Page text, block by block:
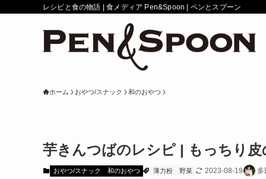
レシピと食の物語 | 食メディア Pen&Spoon | ペンとスプーン
ホーム おやつ/スナック 和のおやつ
芋きんつばのレシピ | もっちり
おやつ/スナック 和のおやつ 薄力粉 野菜 2023-08-19 多